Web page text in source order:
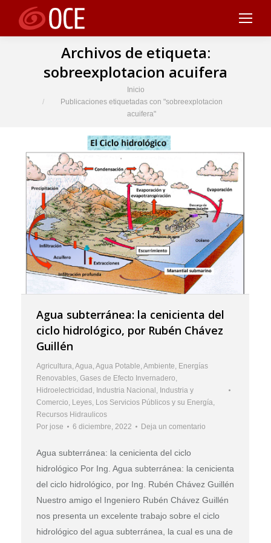
Archivos de etiqueta:
sobreexplotacion acuifera
Inicio
Publicaciones etiquetadas con "sobreexplotacion
acuifera"
Agua subterránea: la cenicienta del
ciclo hidrológico, por Rubén Chávez
Guillén
Agricultura, Agua, Agua Potable, Ambiente, Energías
Renovables, Gases de Efecto Invernadero,
Hidroelectricidad , Industria Nacional , Industria y
Comercio, Leyes, Los Servicios Públicos y su Energía,
Recursos Hidraulicos
Por jose 6 diciembre, 2022 Deja un comentario
Agua subterránea: la cenicienta del ciclo
hidrológico Por Ing. Agua subterránea: la cenicienta
del ciclo hidrológico, por Ing. Rubén Chávez Guillén
Nuestro amigo el Ingeniero Rubén Chávez Guillén
nos presenta un excelente trabajo sobre el ciclo
hidrológico del agua subterránea, la cual es una de